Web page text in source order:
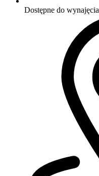
Dostępne do wynajęcia